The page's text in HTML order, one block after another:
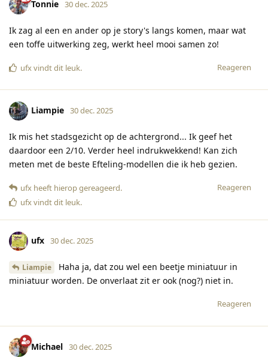
Tonnie 30 dec. 2025
Ik zag al een en ander op je story's langs komen, maar wat
een toffe uitwerking zeg, werkt heel mooi samen zo!
Reageren
ufxvindt dit leuk.
Liampie 30 dec. 2025
Ik mis het stadsgezicht op de achtergrond... Ik geef het
daardoor een 2/10. Verder heel indrukwekkend! Kan zich
meten met de beste Efteling-modellen die ik heb gezien.
Reageren
ufx heeft hierop gereageerd.
ufxvindt dit leuk.
ufx 30 dec. 2025
Liampie
Haha ja, dat zou wel een beetje miniatuur in
miniatuur worden. De onverlaat zit er ook (nog?) niet in.
Reageren
Michael 30 dec. 2025